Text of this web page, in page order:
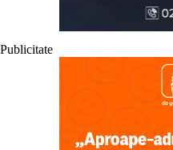
Publicitate